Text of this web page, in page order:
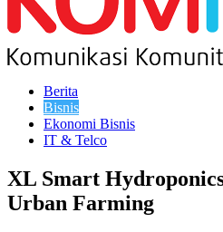
Berita
Bisnis
Ekonomi Bisnis
IT & Telco
XL Smart
Urban Farming